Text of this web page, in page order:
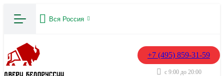
Вся Россия
+7 (495) 859-31-59
с 9:00 до 20:00